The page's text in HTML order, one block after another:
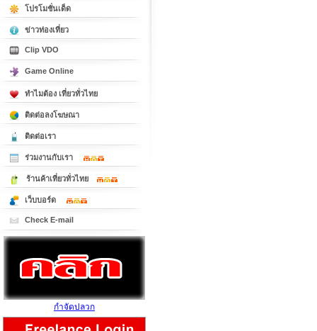
โปรโมชั่นเด็ด
ข่าวท่องเที่ยว
Clip VDO
Game Online
ทำไมต้อง เที่ยวทั่วไทย
ติดต่อลงโฆษณา
ติดต่อเรา
ร่วมงานกับเรา
ร้านค้าเที่ยวทั่วไทย
เว็บบอร์ด
Check E-mail
กำจัดปลวก